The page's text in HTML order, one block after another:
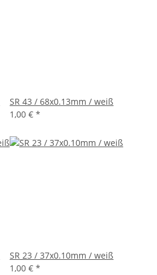
SR 43 / 68x0.13mm / weiß
1,00 € *
SR 23 / 37x0.10mm / weiß
1,00 € *